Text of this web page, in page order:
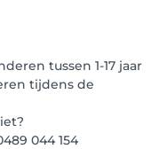
tussen 1-17 jaar
tijdens de
044 154